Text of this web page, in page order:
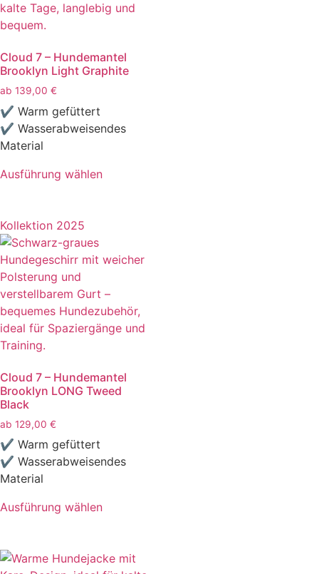
Cloud 7 – Hundemantel
Brooklyn Light Graphite
ab 139,00 €
✔ Warm gefüttert
✔ Wasserabweisendes
Material
Ausführung wählen
Kollektion 2025
Cloud 7 – Hundemantel
Brooklyn LONG Tweed
Black
ab 129,00 €
✔ Warm gefüttert
✔ Wasserabweisendes
Material
Ausführung wählen